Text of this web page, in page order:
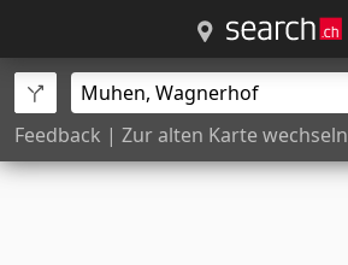
Feedback | Zur alten Karte wechseln